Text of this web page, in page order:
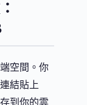
空間。你
結貼上
到你的雲